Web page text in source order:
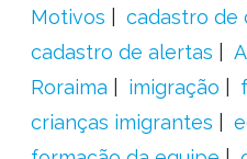
Motivos
cadastro de
cadastro de alertas
Roraima
imigração
crianças imigrantes